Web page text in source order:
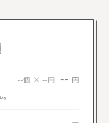
--個 × --円 -- 円